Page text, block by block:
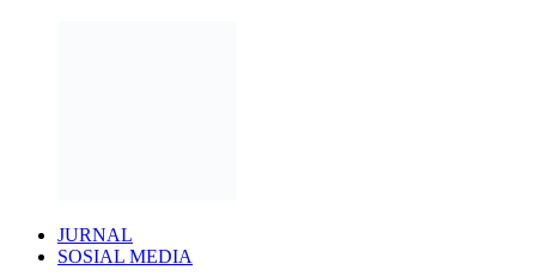
JURNAL
SOSIAL MEDIA